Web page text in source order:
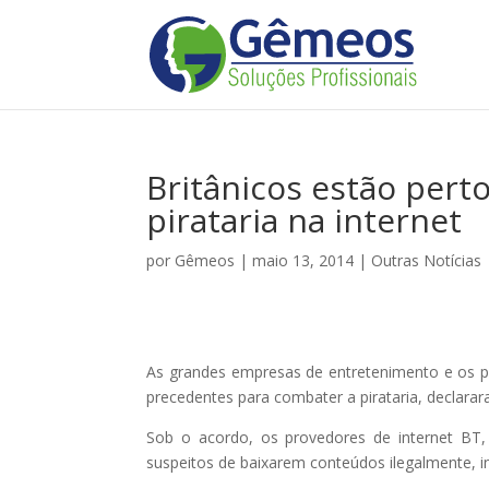
Britânicos estão
pirataria na internet
por Gêmeos |maio 13, 2014 | Outras Notícias
As grandes empresas de entretenimento e os
precedentes para combater a pirataria,
Sob o acordo, os provedores de internet
suspeitos de baixarem conteúdos ilegalmente,